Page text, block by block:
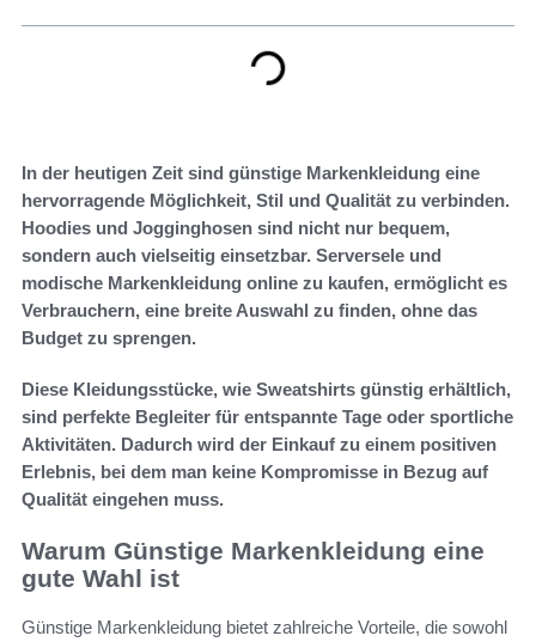
In der heutigen Zeit sind günstige Markenkleidung eine
hervorragende Möglichkeit, Stil und Qualität zu verbinden.
Hoodies und Jogginghosen sind nicht nur bequem,
sondern auch vielseitig einsetzbar. Serversele und
modische Markenkleidung online zu kaufen, ermöglicht es
Verbrauchern, eine breite Auswahl zu finden, ohne das
Budget zu sprengen.
Diese Kleidungsstücke, wie Sweatshirts günstig erhältlich,
sind perfekte Begleiter für entspannte Tage oder sportliche
Aktivitäten. Dadurch wird der Einkauf zu einem positiven
Erlebnis, bei dem man keine Kompromisse in Bezug auf
Qualität eingehen muss.
Warum Günstige Markenkleidung eine
gute Wahl ist
Günstige Markenkleidung bietet zahlreiche Vorteile, die sowohl